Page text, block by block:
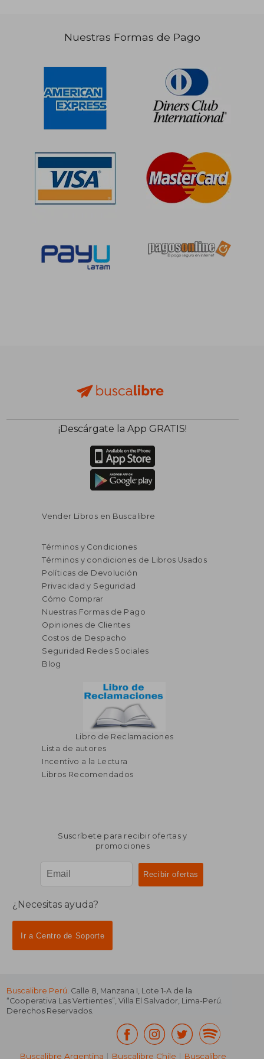
S/ 104,39
Nuestras Formas de Pago
¡Descárgate la App GRATIS!
Vender Libros en Buscalibre
Términos y Condiciones
Términos y condiciones de Libros Usados
Políticas de Devolución
Privacidad y Seguridad
Cómo Comprar
Nuestras Formas de Pago
Opiniones de Clientes
Costos de Despacho
Seguridad Redes Sociales
Blog
Libro de Reclamaciones
Lista de autores
Incentivo a la Lectura
Libros Recomendados
Suscríbete para recibir ofertas y
promociones
¿Necesitas ayuda?
Ir a Centro de Soporte
Buscalibre Perú. Calle 8, Manzana I, Lote 1-A de la
“Cooperativa Las Vertientes”, Villa El Salvador, Lima-Perú.
Derechos Reservados.
Buscalibre Argentina | Buscalibre Chile | Buscalibre